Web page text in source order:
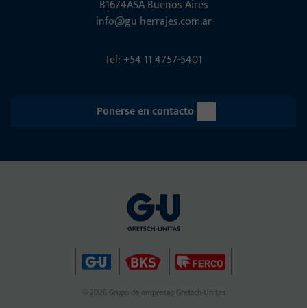
B1674ASA Buenos Aires
info@gu-herrajes.com.ar
Tel: +54 11 4757-5401
Ponerse en contacto
© 2026 Grupo de empresas Gretsch-Unitas